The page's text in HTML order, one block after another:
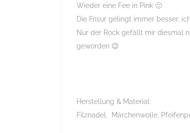
Wieder eine Fee in Pink 🙂
Die Frisur gelingt immer besser,
Nur der Rock gefällt mir diesmal
geworden 😉
Herstellung & Material:
Filznadel, Märchenwolle,